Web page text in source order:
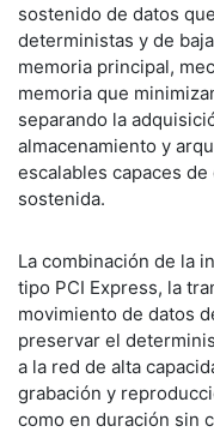
sostenido de datos
deterministas y de
memoria principal,
memoria que
separando la
almacenamiento y
escalables capaces
sostenida.
La combinación de la
tipo PCI Express, la
movimiento de datos
preservar el
a la red de alta
grabación y
como en duración sin